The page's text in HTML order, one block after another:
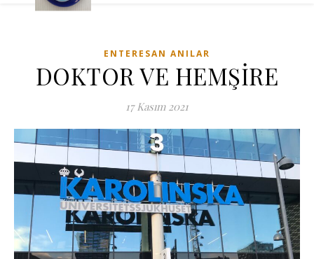
ENTERESAN ANILAR
DOKTOR VE HEMŞİRE
17 Kasım 2021